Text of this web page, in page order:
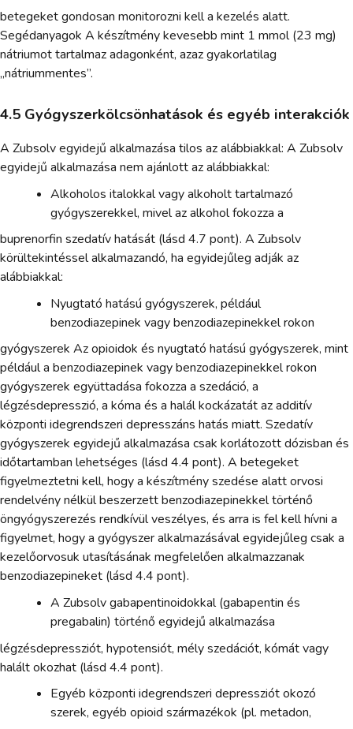
betegeket gondosan monitorozni kell a kezelés alatt.
Segédanyagok A készítmény kevesebb mint 1 mmol (23 mg)
nátriumot tartalmaz adagonként, azaz gyakorlatilag
„nátriummentes”.
4.5 Gyógyszerkölcsönhatások és egyéb interakciók
A Zubsolv egyidejű alkalmazása tilos az alábbiakkal: A Zubsolv
egyidejű alkalmazása nem ajánlott az alábbiakkal:
Alkoholos italokkal vagy alkoholt tartalmazó
gyógyszerekkel, mivel az alkohol fokozza a
buprenorfin szedatív hatását (lásd 4.7 pont). A Zubsolv
körültekintéssel alkalmazandó, ha egyidejűleg adják az
alábbiakkal:
Nyugtató hatású gyógyszerek, például
benzodiazepinek vagy benzodiazepinekkel rokon
gyógyszerek Az opioidok és nyugtató hatású gyógyszerek, mint
például a benzodiazepinek vagy benzodiazepinekkel rokon
gyógyszerek együttadása fokozza a szedáció, a
légzésdepresszió, a kóma és a halál kockázatát az additív
központi idegrendszeri depresszáns hatás miatt. Szedatív
gyógyszerek egyidejű alkalmazása csak korlátozott dózisban és
időtartamban lehetséges (lásd 4.4 pont). A betegeket
figyelmeztetni kell, hogy a készítmény szedése alatt orvosi
rendelvény nélkül beszerzett benzodiazepinekkel történő
öngyógyszerezés rendkívül veszélyes, és arra is fel kell hívni a
figyelmet, hogy a gyógyszer alkalmazásával egyidejűleg csak a
kezelőorvosuk utasításának megfelelően alkalmazzanak
benzodiazepineket (lásd 4.4 pont).
A Zubsolv gabapentinoidokkal (gabapentin és
pregabalin) történő egyidejű alkalmazása
légzésdepressziót, hypotensiót, mély szedációt, kómát vagy
halált okozhat (lásd 4.4 pont).
Egyéb központi idegrendszeri depressziót okozó
szerek, egyéb opioid származékok (pl. metadon,